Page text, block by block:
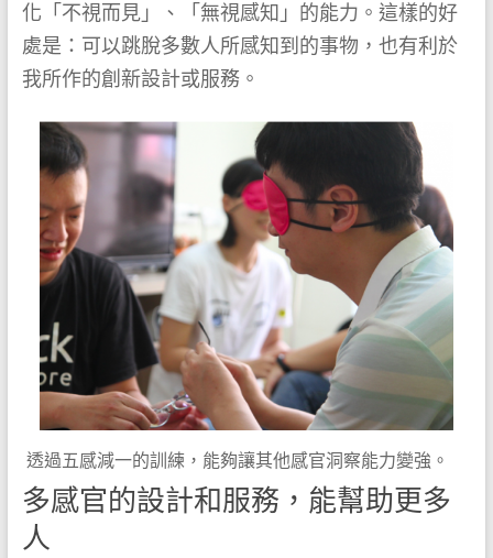
化「不視而見」、「無視感知」的能力。這樣的好
處是：可以跳脫多數人所感知到的事物，也有利於
我所作的創新設計或服務。
透過五感減一的訓練，能夠讓其他感官洞察能力變強。
多感官的設計和服務，能幫助更多
人